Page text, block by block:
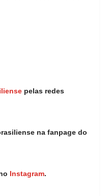
pelas redes
na fanpage do
Instagram.